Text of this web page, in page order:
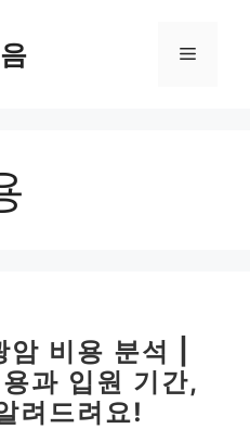
메
비용 분석 |
과 입원 기간,
려드려요!